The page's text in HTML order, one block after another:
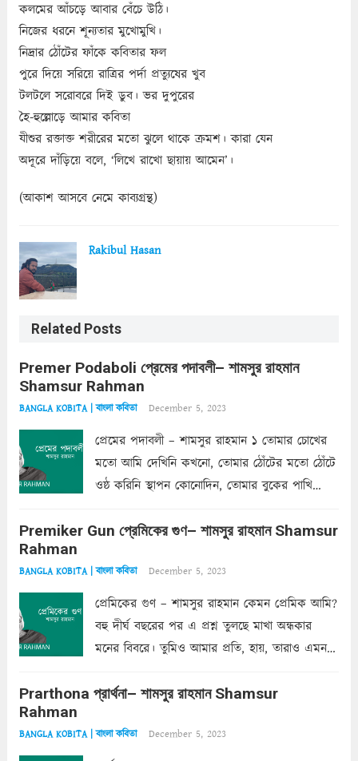
কলমের আঁচড়ে আবার বেঁচে উঠি।
নিজের ধরনে শূন্যতার মুখোমুখি।
নিদ্রার ঠোঁটের ফাঁকে কবিতার ফল
পুরে দিয়ে সরিয়ে রাত্রির পর্দা প্রত্যুষের খুব
টলটলে সরোবরে দিই ডুব। ভর দুপুরের
হৈ-হুল্লোড়ে আমার কবিতা
যীশুর রক্তাক্ত শরীরের মতো ঝুলে থাকে ক্রমশ। কারা যেন
অদূরে দাঁড়িয়ে বলে, ‘লিখে রাখো ছায়ায় আমেন’।
(আকাশ আসবে নেমে কাব্যগ্রন্থ)
Rakibul Hasan
Related Posts
Premer Podaboli প্রেমের পদাবলী– শামসুর রাহমান
Shamsur Rahman
BANGLA KOBITA | বাংলা কবিতা December 5, 2023
প্রেমের পদাবলী – শামসুর রাহমান ১ তোমার চোখের
মতো আমি দেখিনি কখনো, তোমার ঠোঁটের মতো ঠোঁটে
ওষ্ঠ করিনি স্থাপন কোনোদিন, তোমার বুকের পাখি
কোথাও কি এরকম ছায়া দেয় ক্লান্তির প্রহরে? মুছে
Premiker Gun প্রেমিকের গুণ– শামসুর রাহমান Shamsur
Rahman
BANGLA KOBITA | বাংলা কবিতা December 5, 2023
প্রেমিকের গুণ – শামসুর রাহমান কেমন প্রেমিক আমি?
বহু দীর্ঘ বছরের পর এ প্রশ্ন তুলছে মাখা অন্ধকার
মনের বিবরে। তুমিও আমার প্রতি, হায়, তারাও এমন
একান্ত জরুরি- নইলে একটি দেয়াল নিমেষেই ভীষণ
Prarthona প্রার্থনা– শামসুর রাহমান Shamsur
Rahman
BANGLA KOBITA | বাংলা কবিতা December 5, 2023